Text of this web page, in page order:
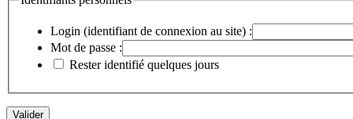
Login (identifiant de connexion au site) :
Mot de passe :
Rester identifié quelques jours